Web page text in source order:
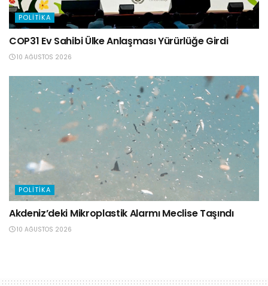
POLITIKA
COP31 Ev Sahibi Ülke Anlaşması Yürürlüğe Girdi
10 AĞUSTOS 2026
POLITIKA
Akdeniz’deki Mikroplastik Alarmı Meclise Taşındı
10 AĞUSTOS 2026